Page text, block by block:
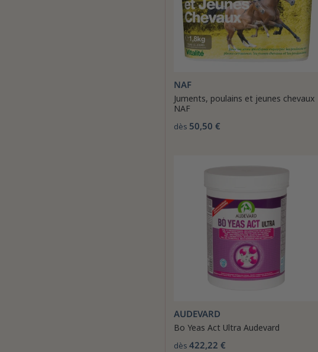
NAF
Juments, poulains et jeunes chevaux
NAF
dès 50,50 €
AUDEVARD
Bo Yeas Act Ultra Audevard
dès 422,22 €